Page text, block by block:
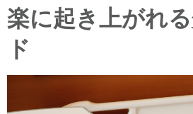
楽に起き上がれ
ド